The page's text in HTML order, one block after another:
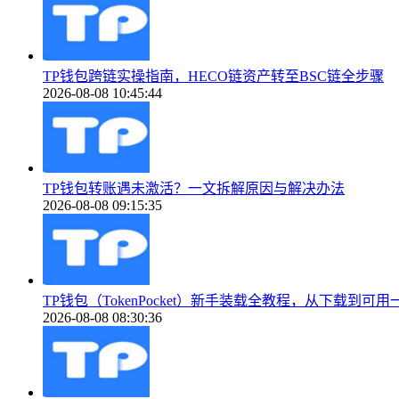
TP钱包跨链实操指南，HECO链资产转至BSC链全步骤
2026-08-08 10:45:44
TP钱包转账遇未激活？一文拆解原因与解决办法
2026-08-08 09:15:35
TP钱包（TokenPocket）新手装载全教程，从下载到可用
2026-08-08 08:30:36